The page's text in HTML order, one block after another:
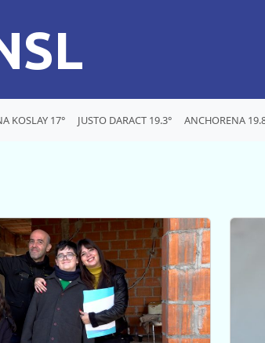
KOSLAY 17° JUSTO DARACT 19.3° ANCHORENA